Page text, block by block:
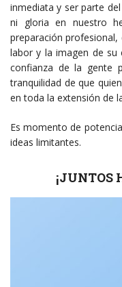
inmediata y ser parte
ni gloria en nuestro
preparación profesional,
labor y la imagen de su
confianza de la gente
tranquilidad de que
en toda la extensión de
Es momento de
ideas limitantes.
¡JUNTOS